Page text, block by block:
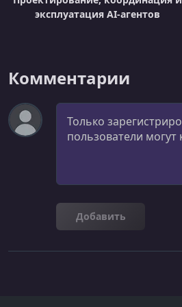
эксплуатация AI-агентов
Комментарии
Комментарий
Добавить